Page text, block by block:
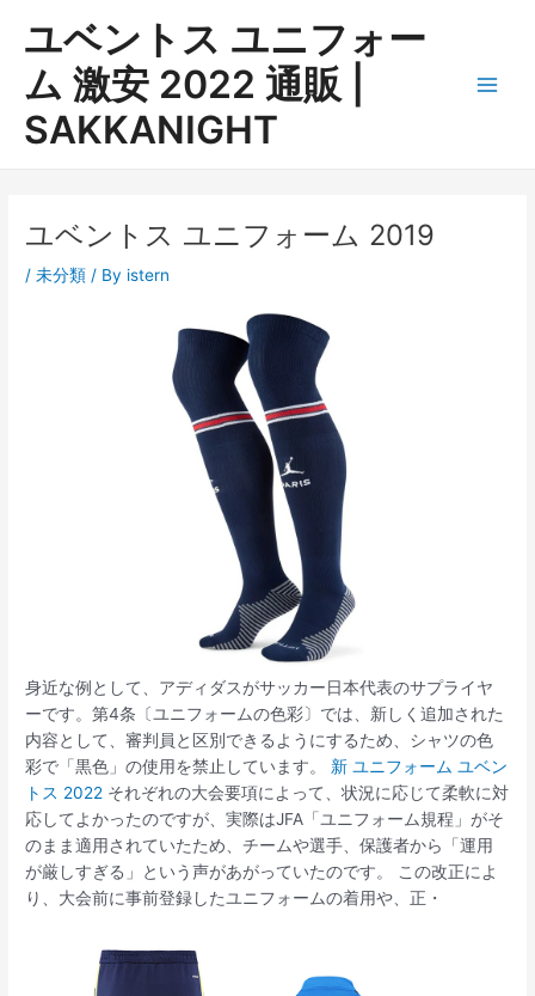
ユベントス ユニフォー
ム 激安 2022 通販 |
SAKKANIGHT
ユベントス ユニフォーム 2019
/未分類 / By istern
身近な例として、アディダスがサッカー日本代表のサプライヤ
ーです。第4条〔ユニフォームの色彩〕では、新しく追加された
内容として、審判員と区別できるようにするため、シャツの色
彩で「黒色」の使用を禁止しています。 新 ユニフォーム ユベン
トス 2022 それぞれの大会要項によって、状況に応じて柔軟に対
応してよかったのですが、実際はJFA「ユニフォーム規程」がそ
のまま適用されていたため、チームや選手、保護者から「運用
が厳しすぎる」という声があがっていたのです。 この改正によ
り、大会前に事前登録したユニフォームの着用や、正・